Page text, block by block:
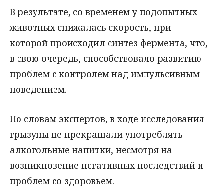
В результате, со временем у подопытных
животных снижалась скорость, при
которой происходил синтез фермента, что,
в свою очередь, способствовало развитию
проблем с контролем над импульсивным
поведением.
По словам экспертов, в ходе исследования
грызуны не прекращали употреблять
алкогольные напитки, несмотря на
возникновение негативных последствий и
проблем со здоровьем.